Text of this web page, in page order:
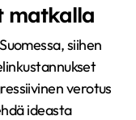
matkalla
siihen
verotus
ideasta